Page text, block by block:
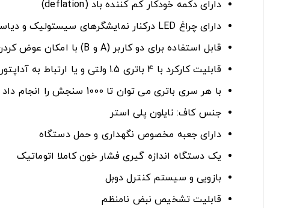
دارای دکمه خودکار کم کننده باد (deflation)
دارای چراغ LED درکنار نمایشگرهای سیستولیک و دیاستولیک بر روی صفحه
قابل استفاده برای دو کاربر (A و B) با امکان عوض کردن آسان کاربر و ثبت 100 نتیجه در حافظه برای هر کاربر
قابلیت کارکرد با 4 باتری 1.5 ولتی و یا ارتباط به آداپتور به برق شهری
با هر سری باتری می توان تا 1000 سنجش را انجام داد
جنس کاف: نایلون پلی استر
دارای جعبه مخصوص نگهداری و حمل دستگاه
یک دستگاه اندازه گیری فشار خون کاملا اتوماتیک
بازویی و سیستم کنترل دوبل
قابلیت تشخیص نبض نامنظم